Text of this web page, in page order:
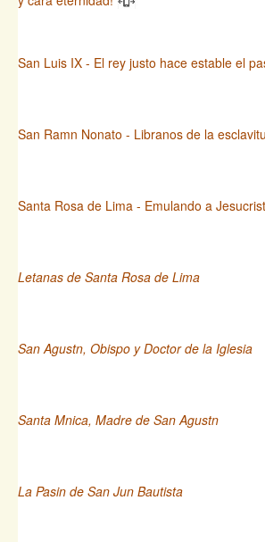
San Luis IX - El rey justo hace estable el
San Ramn Nonato - Libranos de la
Santa Rosa de Lima - Emulando a
Letanas de Santa Rosa de Lima
San Agustn, Obispo y Doctor de la Iglesia
Santa Mnica, Madre de San Agustn
La Pasin de San Jun Bautista